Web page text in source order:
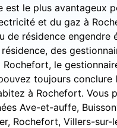
est le plus avantageux
et du gaz à
de résidence engendre
des
le
toujours conclure
à Rochefort. Vous
Ave-et-auffe,
Rochefort, Villers-sur-